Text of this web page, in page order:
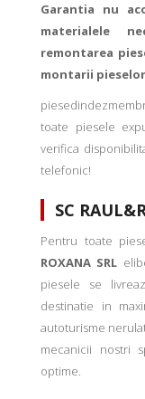
Garantia nu
materialele
remontarea
montarii
toate piesele
verifica
telefonic!
SC
Pentru toate
ROXANA SRL
piesele se
destinatie in
autoturisme
mecanicii nostri
optime.